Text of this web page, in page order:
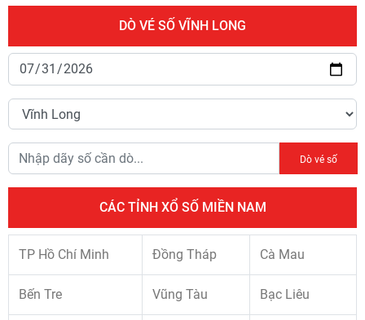
DÒ VÉ SỐ VĨNH LONG
Dò vé số
CÁC TỈNH XỔ SỐ MIỀN NAM
TP Hồ Chí Minh Đồng Tháp Cà Mau
Bến Tre Vũng Tàu Bạc Liêu